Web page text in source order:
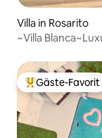
Villa in Rosarito
~Villa
Beliebter Gäste-
Gäste-Favorit